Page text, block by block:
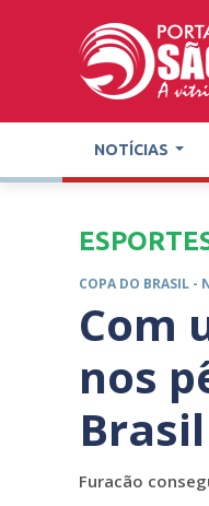
NOTÍCIAS
COPA DO BRASIL -
Com
nos
Brasil
Furacão